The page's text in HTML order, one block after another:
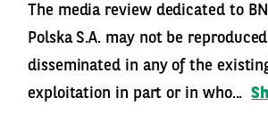
The media review dedicated to
Polska S.A. may not be
disseminated in any of the
exploitation in part or in who...